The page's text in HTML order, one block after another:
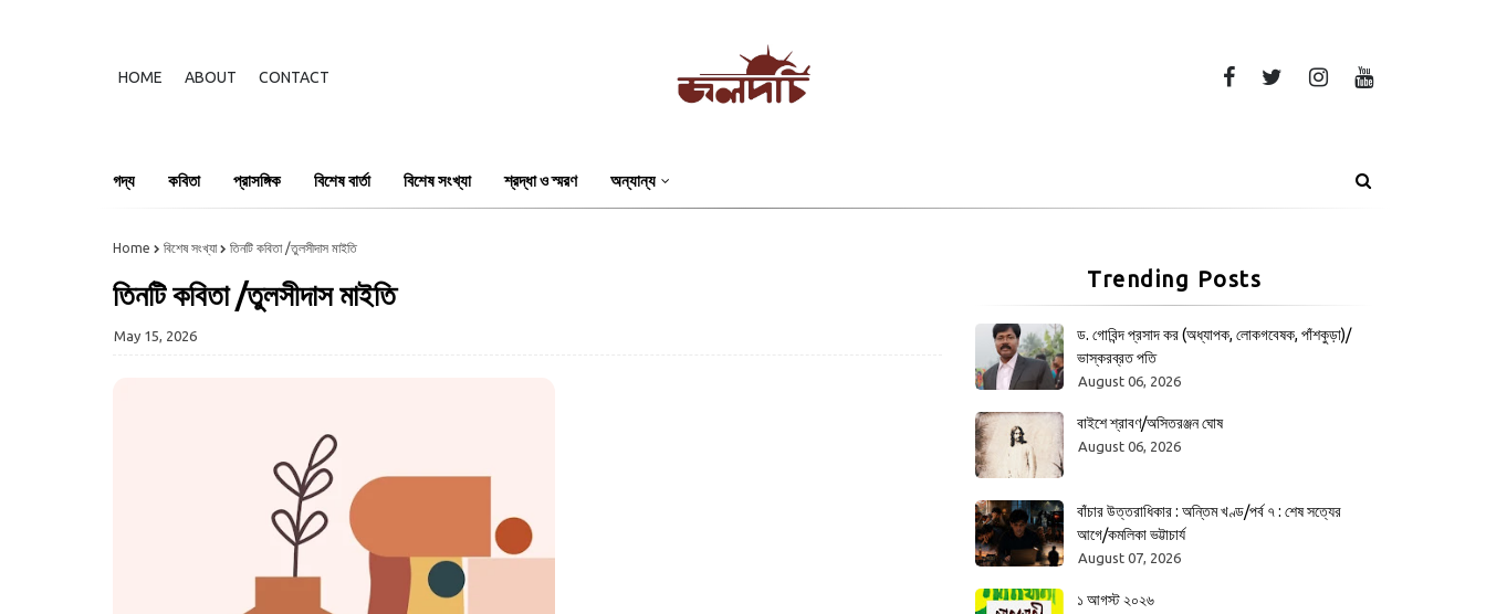
HOME ABOUT CONTACT
গদ্য কবিতা প্রাসঙ্গিক বিশেষ বার্তা বিশেষ সংখ্যা শ্রদ্ধা ও স্মরণ অন্যান্য
Home বিশেষ সংখ্যা তিনটি কবিতা /তুলসীদাস মাইতি
তিনটি কবিতা /তুলসীদাস মাইতি
May 15, 2026
Trending Posts
ড. গোবিন্দ প্রসাদ কর (অধ্যাপক, লোকগবেষক, পাঁশকুড়া)/
ভাস্করব্রত পতি
August 06, 2026
বাইশে শ্রাবণ/অসিতরঞ্জন ঘোষ
August 06, 2026
বাঁচার উত্তরাধিকার : অন্তিম খণ্ড/পর্ব ৭ : শেষ সত্যের
আগে/কমলিকা ভট্টাচার্য
August 07, 2026
১ আগস্ট ২০২৬